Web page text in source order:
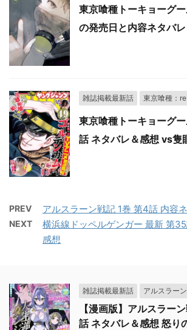
東京喰種トーキョーグ
の発売日と内容ネタバ
雑誌掲載最新話 東京喰種：re
東京喰種トーキョーグ
話 ネタバレ＆感想 vs
PREV アルスラーン戦記 1巻 第4話 内容
NEXT
横浜線ドッペルゲンガー 最新 第
感想
雑誌掲載最新話 アルスラー
【漫画版】アルスラー
話 ネタバレ＆感想 怒り